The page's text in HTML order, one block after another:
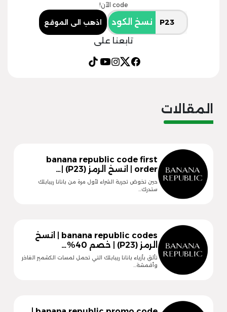
code الآن!
نسخ الكود اذهب الى الموقع
تابعنا على
المقالات
banana republic code first
order | انسخ الرمز (P23) |…
حين تخوض تجربة الشراء لأول مرة من بانانا ريبابلك
ستدرك…
banana republic codes | انسخ
الرمز (P23) | خصم 40%…
تألق بأزياء بانانا ريبابلك التي تحمل لمسات الكشمير الفاخر
وأقمشة…